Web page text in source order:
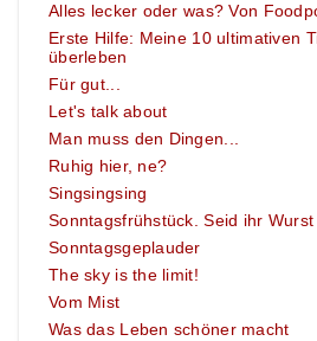
Alles lecker oder was? Von
Erste Hilfe: Meine 10 ultimativen
überleben
Für gut...
Let's talk about
Man muss den Dingen...
Ruhig hier, ne?
Singsingsing
Sonntagsfrühstück. Seid ihr
Sonntagsgeplauder
The sky is the limit!
Vom Mist
Was das Leben schöner macht